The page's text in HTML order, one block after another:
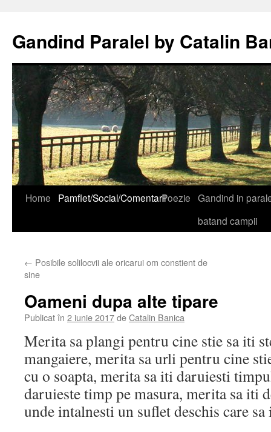
Gandind Paralel by Catalin
Sari
Home Pamflet/Social/ComentariiPoezie Gandind in
batand campii
← Posibile solilocvii ale oricarui om constient de
sine
Oameni dupa alte tipare
Publicat în 2 iunie 2017deCatalin Banica
Merita sa plangi pentru cine stie sa iti
mangaiere, merita sa urli pentru cine
cu o soapta, merita sa iti daruiesti
daruieste timp pe masura, merita sa iti
unde intalnesti un suflet deschis care